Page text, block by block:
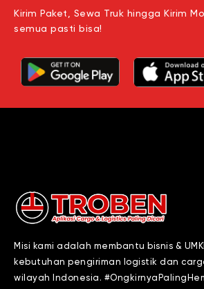
Kirim Paket, Sewa Truk hingga Kirim
semua pasti bisa!
Misi kami adalah membantu bisnis &
kebutuhan pengiriman logistik dan
wilayah Indonesia.